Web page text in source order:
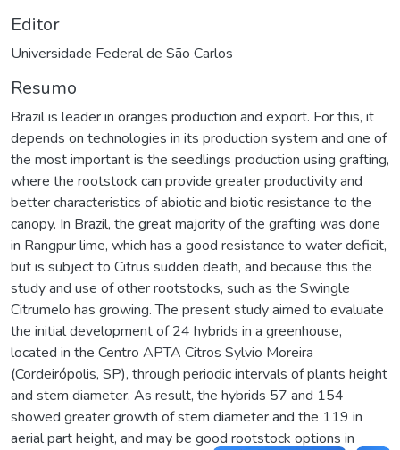
Editor
Universidade Federal de São Carlos
Resumo
Brazil is leader in oranges production and export. For this, it
depends on technologies in its production system and one of
the most important is the seedlings production using grafting,
where the rootstock can provide greater productivity and
better characteristics of abiotic and biotic resistance to the
canopy. In Brazil, the great majority of the grafting was done
in Rangpur lime, which has a good resistance to water deficit,
but is subject to Citrus sudden death, and because this the
study and use of other rootstocks, such as the Swingle
Citrumelo has growing. The present study aimed to evaluate
the initial development of 24 hybrids in a greenhouse,
located in the Centro APTA Citros Sylvio Moreira
(Cordeirópolis, SP), through periodic intervals of plants height
and stem diameter. As result, the hybrids 57 and 154
showed greater growth of stem diameter and the 119 in
aerial part height, and may be good rootstock options in